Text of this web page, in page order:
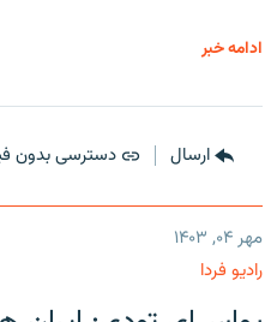
ادامه خبر
ارسال دسترسی بدون
مهر ۰۴, ۱۴۰۳
رادیو فردا